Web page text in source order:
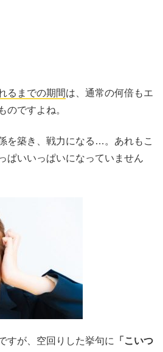
るまでの期間は、通常の何倍もエ
のですよね。
を築き、戦力になる…。あれもこ
ぱいいっぱいになっていません
すが、空回りした挙句に
「こいつ